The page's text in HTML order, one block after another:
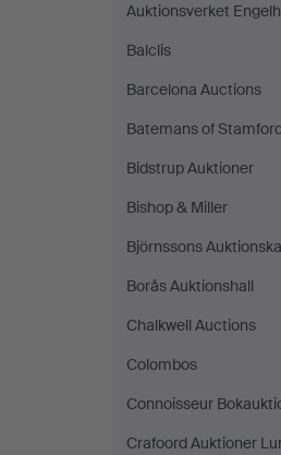
Auktionsverket
Balclis
Barcelona Auctions
Batemans of
Bidstrup Auktioner
Bishop & Miller
Björnssons
Borås Auktionshall
Chalkwell Auctions
Colombos
Connoisseur
Crafoord Auktioner